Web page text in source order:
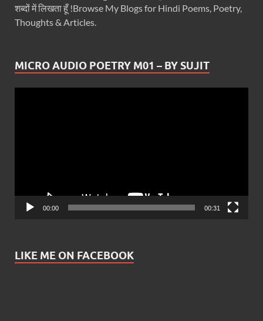
शब्दों में लिखता हूँ !Browse My Blogs for Hindi Poems, Poetry,
Thoughts & Articles.
MICRO AUDIO POETRY M01 – BY SUJIT
00:00 00:31
LIKE ME ON FACEBOOK